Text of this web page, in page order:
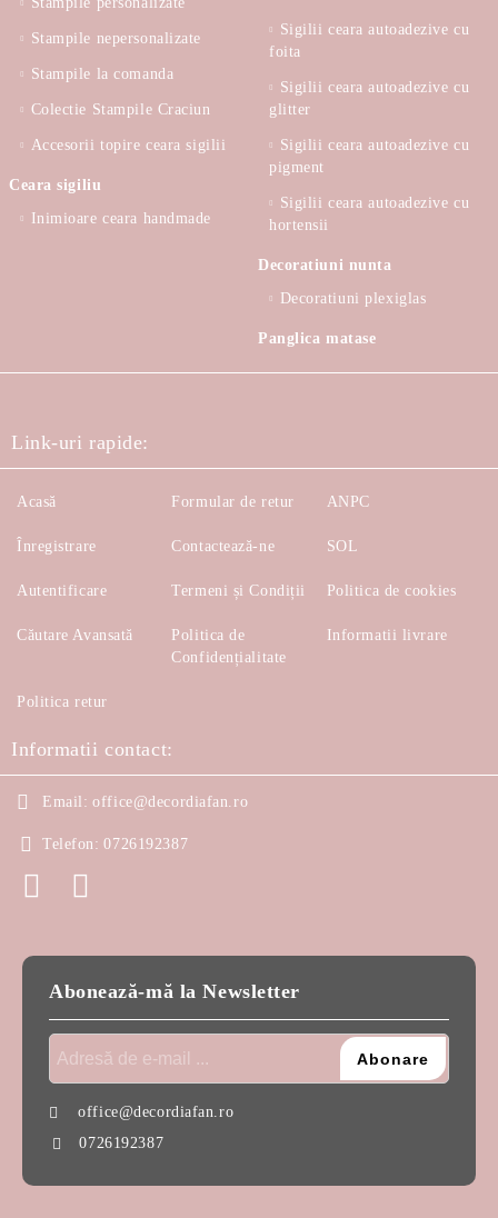
Stampile nepersonalizate
Stampile la comanda
Colectie Stampile Craciun
Accesorii topire ceara sigilii
Ceara sigiliu
Inimioare ceara handmade
Sigilii ceara autoadezive cu
foita
Sigilii ceara autoadezive cu
glitter
Sigilii ceara autoadezive cu
pigment
Sigilii ceara autoadezive cu
hortensii
Decoratiuni nunta
Decoratiuni plexiglas
Panglica matase
Link-uri rapide:
Acasă
Înregistrare
Autentificare
Căutare Avansată
Formular de retur
Contactează-ne
Termeni și Condiții
Politica de
Confidențialitate
ANPC
SOL
Politica de cookies
Informatii livrare
Politica retur
Informatii contact:
Email: office@decordiafan.ro
Telefon: 0726192387
Abonează-mă la Newsletter
office@decordiafan.ro
0726192387